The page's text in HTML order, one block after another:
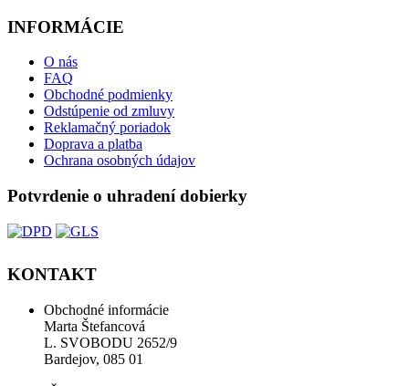
INFORMÁCIE
O nás
FAQ
Obchodné podmienky
Odstúpenie od zmluvy
Reklamačný poriadok
Doprava a platba
Ochrana osobných údajov
Potvrdenie o uhradení dobierky
KONTAKT
Obchodné informácie
Marta Štefancová
L. SVOBODU 2652/9
Bardejov, 085 01